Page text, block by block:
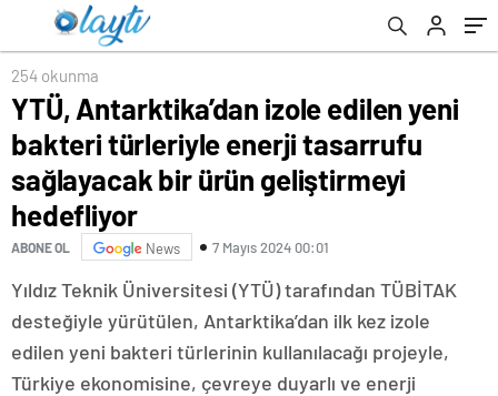
ürün geliştirmeyi hedefliyor
254 okunma
YTÜ, Antarktika’dan izole edilen yeni
bakteri türleriyle enerji tasarrufu
sağlayacak bir ürün geliştirmeyi
hedefliyor
ABONE OL News 7 Mayıs 2024 00:01
Yıldız Teknik Üniversitesi (YTÜ) tarafından TÜBİTAK
desteğiyle yürütülen, Antarktika’dan ilk kez izole
edilen yeni bakteri türlerinin kullanılacağı projeyle,
Türkiye ekonomisine, çevreye duyarlı ve enerji